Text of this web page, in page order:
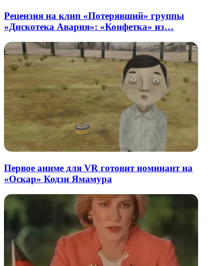
Рецензия на клип «Потерявший» группы
«Дискотека Авария»: «Конфетка» из…
Первое аниме для VR готовит номинант на
«Оскар» Кодзи Ямамура